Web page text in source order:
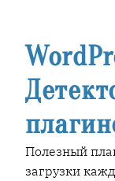
Полезный
загрузки